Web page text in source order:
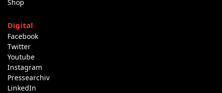
Shop
Digital
Facebook
Twitter
Youtube
Instagram
Pressearchiv
LinkedIn